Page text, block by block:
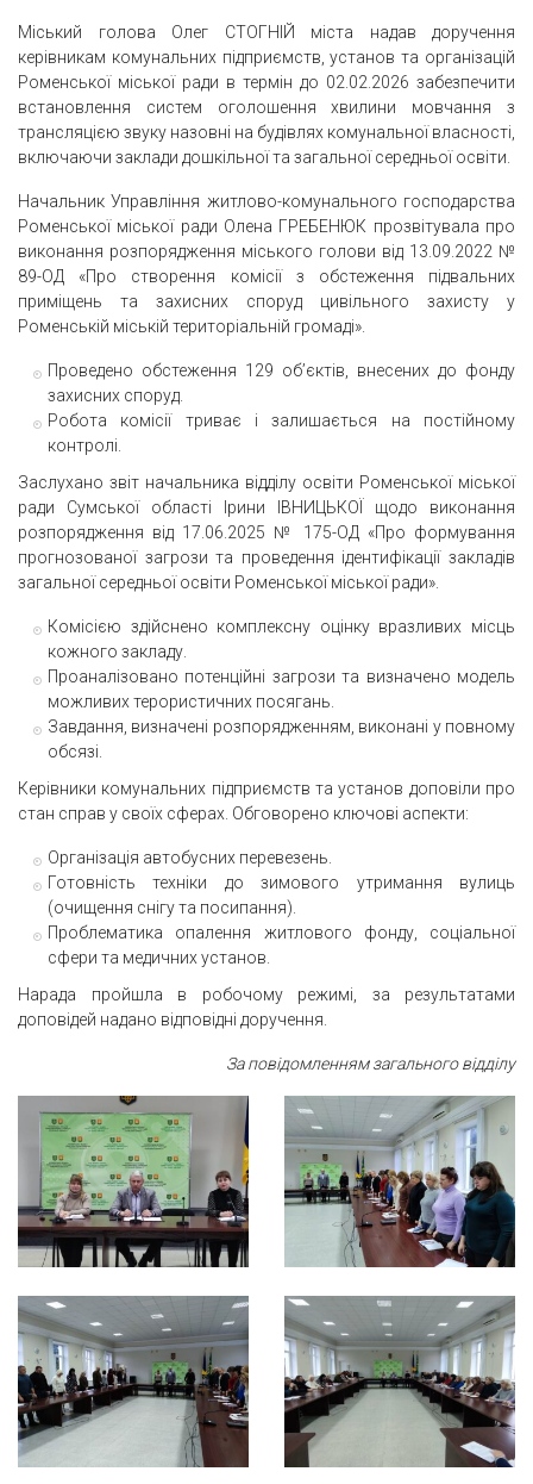
Міський голова Олег СТОГНІЙ міста надав доручення
керівникам комунальних підприємств, установ та організацій
Роменської міської ради в термін до 02.02.2026 забезпечити
встановлення систем оголошення хвилини мовчання з
трансляцією звуку назовні на будівлях комунальної власності,
включаючи заклади дошкільної та загальної середньої освіти.
Начальник Управління житлово-комунального господарства
Роменської міської ради Олена ГРЕБЕНЮК прозвітувала про
виконання розпорядження міського голови від 13.09.2022 №
89-ОД «Про створення комісії з обстеження підвальних
приміщень та захисних споруд цивільного захисту у
Роменській міській територіальній громаді».
Проведено обстеження 129 об’єктів, внесених до фонду
захисних споруд.
Робота комісії триває і залишається на постійному
контролі.
Заслухано звіт начальника відділу освіти Роменської міської
ради Сумської області Ірини ІВНИЦЬКОЇ щодо виконання
розпорядження від 17.06.2025 № 175-ОД «Про формування
прогнозованої загрози та проведення ідентифікації закладів
загальної середньої освіти Роменської міської ради».
Комісією здійснено комплексну оцінку вразливих місць
кожного закладу.
Проаналізовано потенційні загрози та визначено модель
можливих терористичних посягань.
Завдання, визначені розпорядженням, виконані у повному
обсязі.
Керівники комунальних підприємств та установ доповіли про
стан справ у своїх сферах. Обговорено ключові аспекти:
Організація автобусних перевезень.
Готовність техніки до зимового утримання вулиць
(очищення снігу та посипання).
Проблематика опалення житлового фонду, соціальної
сфери та медичних установ.
Нарада пройшла в робочому режимі, за результатами
доповідей надано відповідні доручення.
За повідомленням загального відділу